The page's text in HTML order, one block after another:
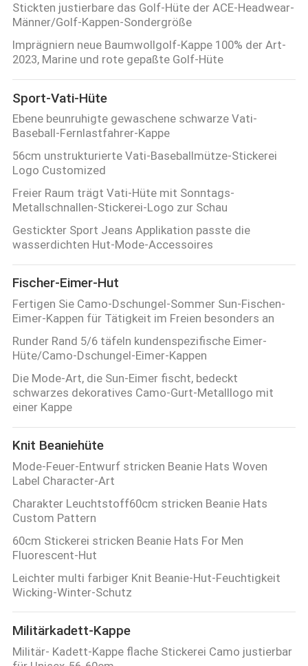
Stickten justierbare das Golf-Hüte der ACE-Headwear-
Männer/Golf-Kappen-Sondergröße
Imprägniern neue Baumwollgolf-Kappe 100% der Art-
2023, Marine und rote gepaßte Golf-Hüte
Sport-Vati-Hüte
Ebene beunruhigte gewaschene schwarze Vati-
Baseball-Fernlastfahrer-Kappe
56cm unstrukturierte Vati-Baseballmütze-Stickerei
Logo Customized
Freier Raum trägt Vati-Hüte mit Sonntags-
Metallschnallen-Stickerei-Logo zur Schau
Gestickter Sport Jeans Applikation passte die
wasserdichten Hut-Mode-Accessoires
Fischer-Eimer-Hut
Fertigen Sie Camo-Dschungel-Sommer Sun-Fischen-
Eimer-Kappen für Tätigkeit im Freien besonders an
Runder Rand 5/6 täfeln kundenspezifische Eimer-
Hüte/Camo-Dschungel-Eimer-Kappen
Die Mode-Art, die Sun-Eimer fischt, bedeckt
schwarzes dekoratives Camo-Gurt-Metalllogo mit
einer Kappe
Knit Beaniehüte
Mode-Feuer-Entwurf stricken Beanie Hats Woven
Label Character-Art
Charakter Leuchtstoff60cm stricken Beanie Hats
Custom Pattern
60cm Stickerei stricken Beanie Hats For Men
Fluorescent-Hut
Leichter multi farbiger Knit Beanie-Hut-Feuchtigkeit
Wicking-Winter-Schutz
Militärkadett-Kappe
Militär- Kadett-Kappe flache Stickerei Camo justierbar